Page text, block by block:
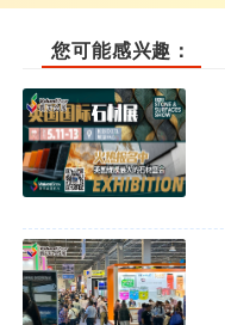
您可能感兴趣：